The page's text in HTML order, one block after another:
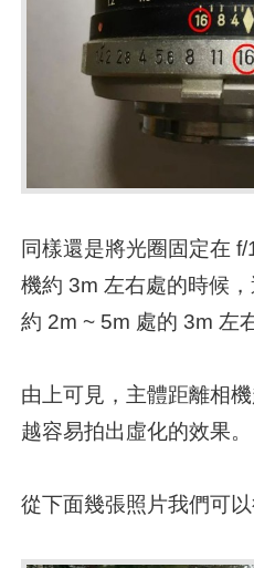
同樣還是將光圈固定在
機約 3m 左右處的時候
約 2m ~ 5m 處的 3m 左
由上可見，主體距離相
越容易拍出虛化的效果。
從下面幾張照片我們可